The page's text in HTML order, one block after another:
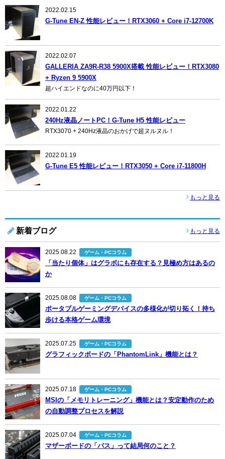
2022.02.15
G-Tune EN-Z 性能レビュー！RTX3060 + Core i7-12700K
2022.02.07
GALLERIA ZA9R-R38 5900X搭載 性能レビュー！RTX3080
+ Ryzen 9 5900X
超ハイエンドなのに40万円以下！
2022.01.22
240Hz液晶ノートPC！G-Tune H5 性能レビュー
RTX3070 + 240Hz液晶のおかげで超ヌルヌル！
2022.01.19
G-Tune E5 性能レビュー！RTX3050 + Core i7-11800H
もっと見る
新着ブログ もっと見る
2025.08.22 ゲーム・PCコラム
「当たり個体」はグラボにも存在する？見極め方はあるの
か
2025.08.08 ゲーム・PCコラム
ポータブルゲーミングデバイスの多様化が切り拓く！持ち
歩ける本格ゲーム環境
2025.07.25 ゲーム・PCコラム
グラフィックボードの「PhantomLink」機能とは？
2025.07.18 ゲーム・PCコラム
MSIの「メモリトレーニング」機能とは？安定動作のため
の自動調整プロセスを解説
2025.07.04 ゲーム・PCコラム
マザーボードの「バス」って結局何のこと？